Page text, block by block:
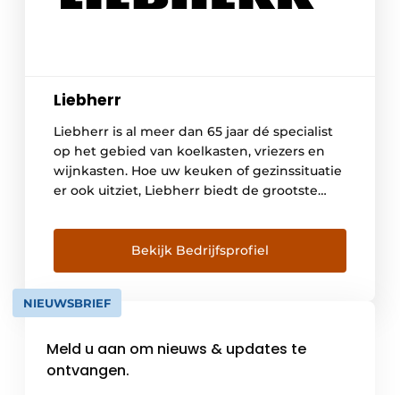
Liebherr
Liebherr is al meer dan 65 jaar dé specialist
op het gebied van koelkasten, vriezers en
wijnkasten. Hoe uw keuken of gezinssituatie
er ook uitziet, Liebherr biedt de grootste
vriesapparaten, zowel geïntegreerd als
vrijstaand. Het merk biedt bovendien
integreerbare modellen die speciaal zijn
ontwikkeld voor een Side-By-Side opstelling.
Zo kunt […]
Bekijk Bedrijfsprofiel
NIEUWSBRIEF
Meld u aan om nieuws & updates te
ontvangen.